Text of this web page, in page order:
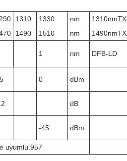
1310 1330 nm
1490 1510 nm
1 nm DFB-LD
0 dBm
dB
-45 dBm
uyumlu.957